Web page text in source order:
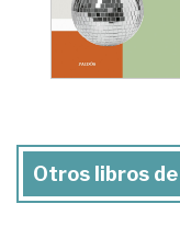
Otros libros